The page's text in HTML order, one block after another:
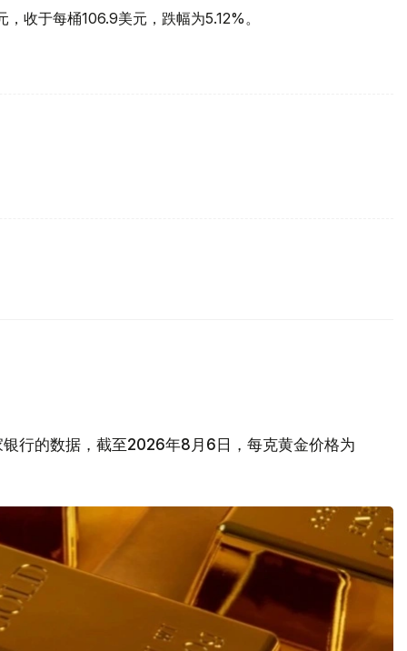
收于每桶106.9美元，跌幅为5.12%。
行的数据，截至2026年8月6日，每克黄金价格为